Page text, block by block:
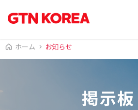
ホーム お知らせ
掲示板